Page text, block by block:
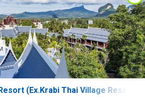
(Ex.Krabi Thai Village Resort)